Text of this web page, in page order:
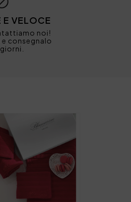
E VELOCE
noi!
consegnalo